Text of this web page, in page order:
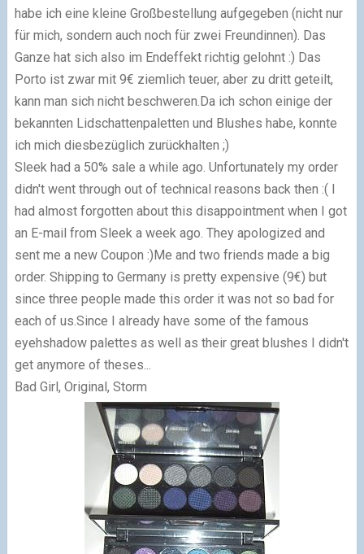
habe ich eine kleine Großbestellung aufgegeben (nicht nur
für mich, sondern auch noch für zwei Freundinnen). Das
Ganze hat sich also im Endeffekt richtig gelohnt :) Das
Porto ist zwar mit 9€ ziemlich teuer, aber zu dritt geteilt,
kann man sich nicht beschweren.Da ich schon einige der
bekannten Lidschattenpaletten und Blushes habe, konnte
ich mich diesbezüglich zurückhalten ;)
Sleek had a 50% sale a while ago. Unfortunately my order
didn't went through out of technical reasons back then :( I
had almost forgotten about this disappointment when I got
an E-mail from Sleek a week ago. They apologized and
sent me a new Coupon :)Me and two friends made a big
order. Shipping to Germany is pretty expensive (9€) but
since three people made this order it was not so bad for
each of us.Since I already have some of the famous
eyehshadow palettes as well as their great blushes I didn't
get anymore of theses...
Bad Girl, Original, Storm